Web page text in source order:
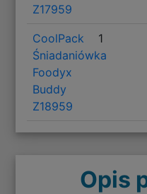
Z17959
CoolPack
Śniadaniówka
Foodyx
Buddy
Z18959
1
Opis